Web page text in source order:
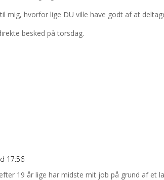
mig, hvorfor lige DU ville have godt af at
besked på torsdag.
17:56
19 år lige har midste mit job på grund af et